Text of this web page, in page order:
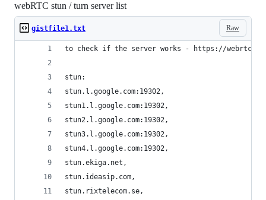
webRTC stun / turn server list
Raw
gistfile1.txt
to check if the server works - https://
stun:
stun.l.google.com:19302,
stun1.l.google.com:19302,
stun2.l.google.com:19302,
stun3.l.google.com:19302,
stun4.l.google.com:19302,
stun.ekiga.net,
stun.ideasip.com,
stun.rixtelecom.se,